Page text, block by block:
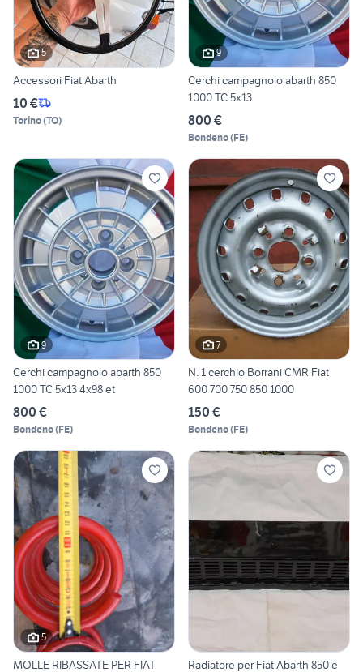
5
Accessori Fiat Abarth
10 €
Torino(TO)
9
Cerchi campagnolo abarth 850
1000 TC 5x13
800 €
Bondeno(FE)
9
Cerchi campagnolo abarth 850
1000 TC 5x13 4x98 et
800 €
Bondeno(FE)
7
N. 1 cerchio Borrani CMR Fiat
600 700 750 850 1000
150 €
Bondeno(FE)
5
MOLLE RIBASSATE PER FIAT Radiatore per Fiat Abarth 850 e